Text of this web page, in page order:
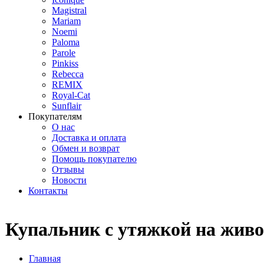
Magistral
Mariam
Noemi
Paloma
Parole
Pinkiss
Rebecca
REMIX
Royal-Cat
Sunflair
Покупателям
О нас
Доставка и оплата
Обмен и возврат
Помощь покупателю
Отзывы
Новости
Контакты
Купальник с утяжкой на
Главная